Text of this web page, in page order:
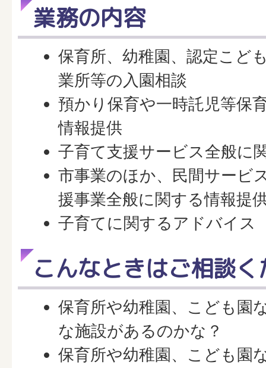
業務の内容
保育所、幼稚園、認定こど
業所等の入園相談
預かり保育や一時託児等保
情報提供
子育て支援サービス全般に
市事業のほか、民間サービ
援事業全般に関する情報提
子育てに関するアドバイス
こんなときはご相談
保育所や幼稚園、こども園
な施設があるのかな？
保育所や幼稚園、こども園